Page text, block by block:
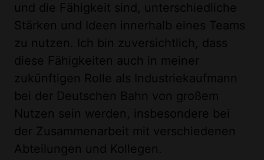
und die Fähigkeit sind, unterschiedliche
Stärken und Ideen innerhalb eines Teams
zu nutzen. Ich bin zuversichtlich, dass
diese Fähigkeiten auch in meiner
zukünftigen Rolle als Industriekaufmann
bei der Deutschen Bahn von großem
Nutzen sein werden, insbesondere bei
der Zusammenarbeit mit verschiedenen
Abteilungen und Kollegen.